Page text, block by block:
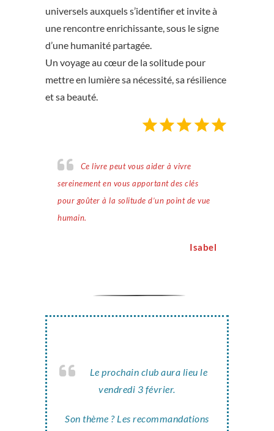
universels auxquels s’identifier et invite à
une rencontre enrichissante, sous le signe
d’une humanité partagée.
Un voyage au cœur de la solitude pour
mettre en lumière sa nécessité, sa résilience
et sa beauté.
Ce livre peut vous aider à vivre
sereinement en vous apportant des clés
pour goûter à la solitude d’un point de vue
humain.
Isabel
Le prochain club aura lieu le
vendredi 3 février.
Son thème ? Les recommandations